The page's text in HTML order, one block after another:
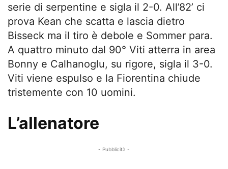
serie di serpentine e sigla il 2-0. All’82’ ci
prova Kean che scatta e lascia dietro
Bisseck ma il tiro è debole e Sommer para.
A quattro minuto dal 90° Viti atterra in area
Bonny e Calhanoglu, su rigore, sigla il 3-0.
Viti viene espulso e la Fiorentina chiude
tristemente con 10 uomini.
L’allenatore
- Pubblicità -